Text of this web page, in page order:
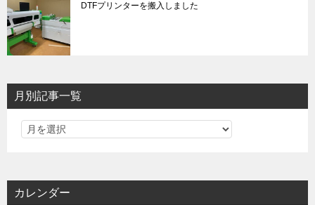
DTFプリンターを搬入しました
月別記事一覧
カレンダー